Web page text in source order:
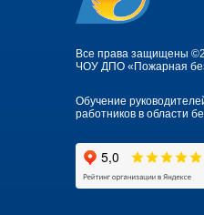
Все права защищены
ЧОУ ДПО «Пожарная
Обучение
работников в области